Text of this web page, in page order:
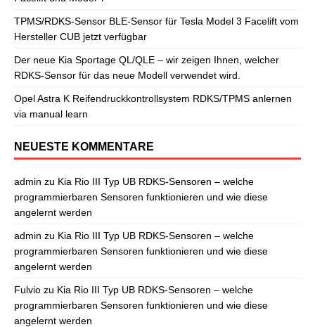
TPMS/RDKS-Sensor BLE-Sensor für Tesla Model 3 Facelift vom
Hersteller CUB jetzt verfügbar
Der neue Kia Sportage QL/QLE – wir zeigen Ihnen, welcher
RDKS-Sensor für das neue Modell verwendet wird.
Opel Astra K Reifendruckkontrollsystem RDKS/TPMS anlernen
via manual learn
NEUESTE KOMMENTARE
admin zu Kia Rio III Typ UB RDKS-Sensoren – welche
programmierbaren Sensoren funktionieren und wie diese
angelernt werden
admin zu Kia Rio III Typ UB RDKS-Sensoren – welche
programmierbaren Sensoren funktionieren und wie diese
angelernt werden
Fulvio zu Kia Rio III Typ UB RDKS-Sensoren – welche
programmierbaren Sensoren funktionieren und wie diese
angelernt werden